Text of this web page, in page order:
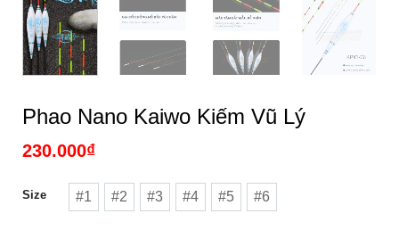
Phao Nano Kaiwo Kiếm Vũ Lý
230.000₫
Size #1
#1 #2
#2 #3
#3 #4
#4 #5
#5 #6
#6